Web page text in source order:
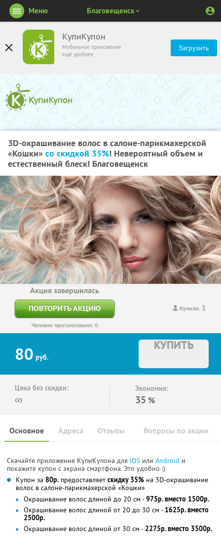
КупиКупон
Мобильное приложение
ещё удобнее
Загрузить
Меню Благовещенск
3D-окрашивание волос в салоне-парикмахерской
«Кошки» со скидкой 35%! Невероятный объем и
естественный блеск! Благовещенск
Купили: 1
Акция завершилась
ПОВТОРИТЬ АКЦИЮ
Человек проголосовало: 0
80 руб.
КУПИТЬ
Цена без скидки:
∞
Экономия:
35 %
Основное Отзывы Вопросы по акции
Адреса
Скачайте приложение КупиКупона для IOS или Android и
покажите купон с экрана смартфона. Это удобно :)
Купон за 80р. предоставляет скидку 35% на 3D-окрашивание
волос в салоне-парикмахерской «Кошки»
Окрашивание волос длиной до 20 см -975р. вместо 1500р.
Окрашивание волос длиной от 20 до 30 см - 1625р. вместо
2500р.
Окрашивание волос длиной от 30 см - 2275р. вместо 3500р.